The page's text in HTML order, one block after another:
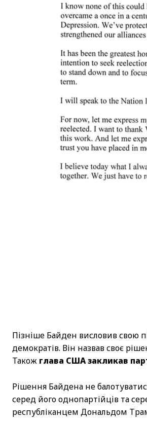
Пізніше Байден висловив свою
демократів. Він назвав своє
Також глава США закликав
Рішення Байдена не
серед його однопартійців та
республіканцем Дональдом